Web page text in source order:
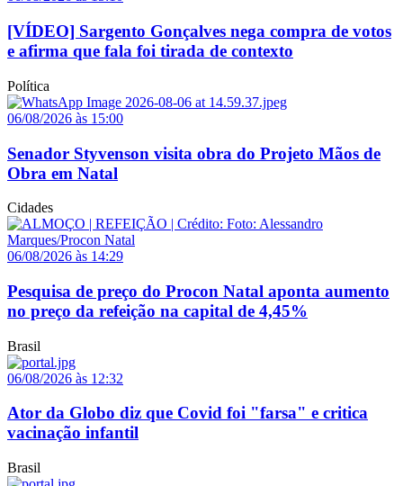
[VÍDEO] Sargento Gonçalves nega compra de votos
e afirma que fala foi tirada de contexto
Política
06/08/2026 às 15:00
Senador Styvenson visita obra do Projeto Mãos de
Obra em Natal
Cidades
06/08/2026 às 14:29
Pesquisa de preço do Procon Natal aponta aumento
no preço da refeição na capital de 4,45%
Brasil
06/08/2026 às 12:32
Ator da Globo diz que Covid foi "farsa" e critica
vacinação infantil
Brasil